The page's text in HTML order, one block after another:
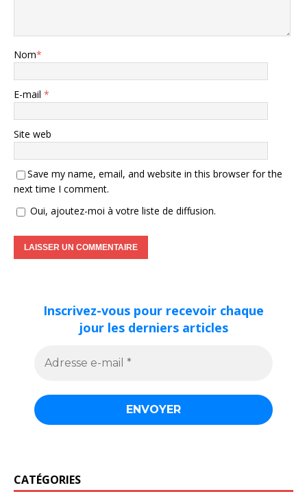
Nom*
E-mail *
Site web
Save my name, email, and website in this browser for the
next time I comment.
Oui, ajoutez-moi à votre liste de diffusion.
Inscrivez-vous pour recevoir chaque
jour les derniers articles
CATÉGORIES